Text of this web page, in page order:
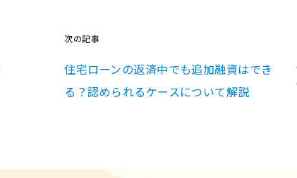
次の記事
住宅ローンの返済中でも追加融資はでき
る？認められるケースについて解説